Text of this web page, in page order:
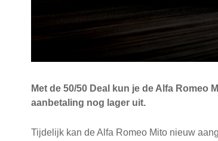
Met de 50/50 Deal kun je de Alfa
aanbetaling nog lager uit.
Tijdelijk kan de Alfa Romeo Mito nieuw